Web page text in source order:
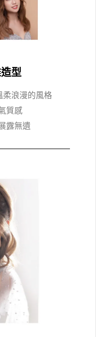
型
柔浪漫的風格
質感
露無遺